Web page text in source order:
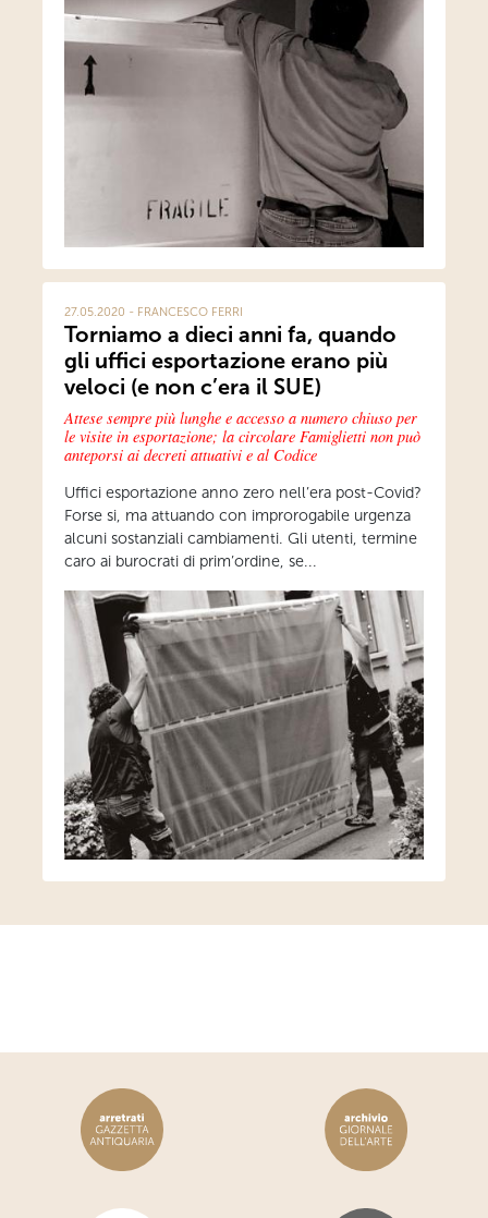
27.05.2020 - FRANCESCO FERRI
Torniamo a dieci anni fa, quando
gli uffici esportazione erano più
veloci (e non c’era il SUE)
Attese sempre più lunghe e accesso a numero chiuso per
le visite in esportazione; la circolare Famiglietti non può
anteporsi ai decreti attuativi e al Codice
Uffici esportazione anno zero nell’era post-Covid?
Forse si, ma attuando con improrogabile urgenza
alcuni sostanziali cambiamenti. Gli utenti, termine
caro ai burocrati di prim’ordine, se...